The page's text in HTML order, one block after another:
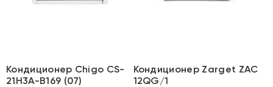
Кондиционер Chigo CS-
21H3A-B169 (07)
Кондиционер Zarget ZAC
12QG/1